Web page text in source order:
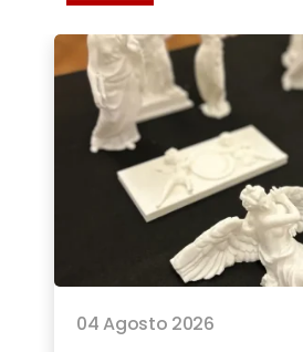
04 Agosto 2026